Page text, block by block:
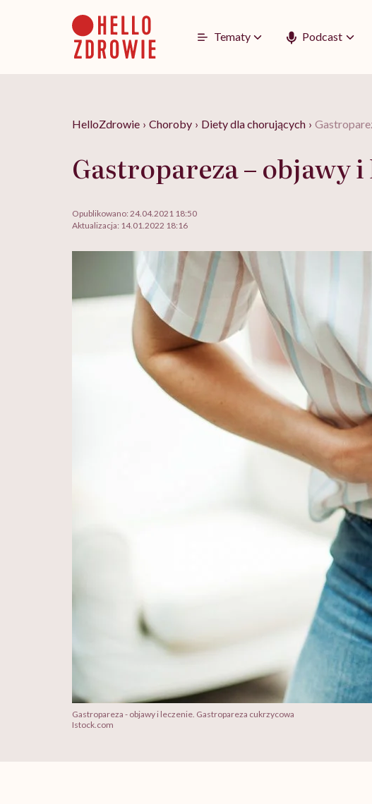
Tematy Podcast
HelloZdrowie › Choroby › Diety dla chorujących ›
Gastropareza – objawy
Opublikowano: 24.04.2021 18:50
Aktualizacja: 14.01.2022 18:16
Gastropareza - objawy i leczenie. Gastropareza cukrzycowa
Istock.com